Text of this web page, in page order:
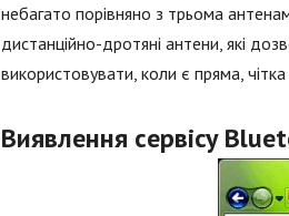
небагато порівняно з трьома
дистанційно-дротяні антени, які
використовувати, коли є пряма,
Виявлення сервісу